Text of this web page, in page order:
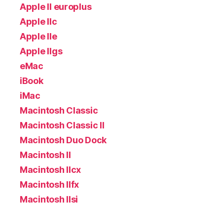
Apple II europlus
Apple IIc
Apple IIe
Apple IIgs
eMac
iBook
iMac
Macintosh Classic
Macintosh Classic II
Macintosh Duo Dock
Macintosh II
Macintosh IIcx
Macintosh IIfx
Macintosh IIsi